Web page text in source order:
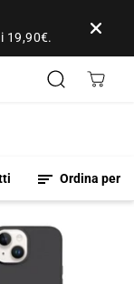
19,90€.
Ordina per